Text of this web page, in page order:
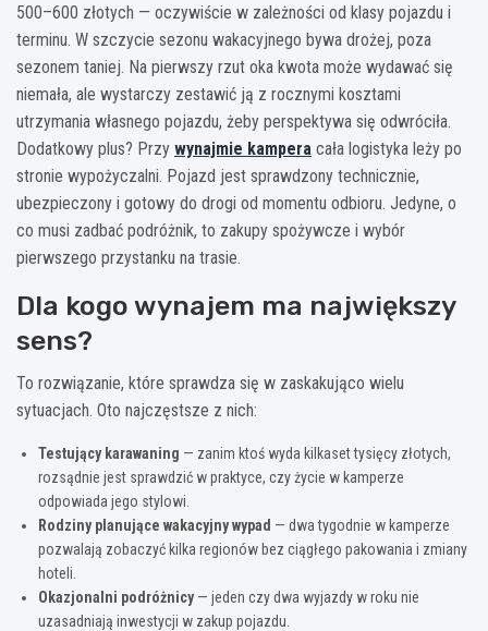
500–600 złotych — oczywiście w zależności od klasy pojazdu i
terminu. W szczycie sezonu wakacyjnego bywa drożej, poza
sezonem taniej. Na pierwszy rzut oka kwota może wydawać się
niemała, ale wystarczy zestawić ją z rocznymi kosztami
utrzymania własnego pojazdu, żeby perspektywa się odwróciła.
Dodatkowy plus? Przy wynajmie kampera cała logistyka leży po
stronie wypożyczalni. Pojazd jest sprawdzony technicznie,
ubezpieczony i gotowy do drogi od momentu odbioru. Jedyne, o
co musi zadbać podróżnik, to zakupy spożywcze i wybór
pierwszego przystanku na trasie.
Dla kogo wynajem ma największy
sens?
To rozwiązanie, które sprawdza się w zaskakująco wielu
sytuacjach. Oto najczęstsze z nich:
Testujący karawaning — zanim ktoś wyda kilkaset tysięcy złotych,
rozsądnie jest sprawdzić w praktyce, czy życie w kamperze
odpowiada jego stylowi.
Rodziny planujące wakacyjny wypad — dwa tygodnie w kamperze
pozwalają zobaczyć kilka regionów bez ciągłego pakowania i zmiany
hoteli.
Okazjonalni podróżnicy— jeden czy dwa wyjazdy w roku nie
uzasadniają inwestycji w zakup pojazdu.